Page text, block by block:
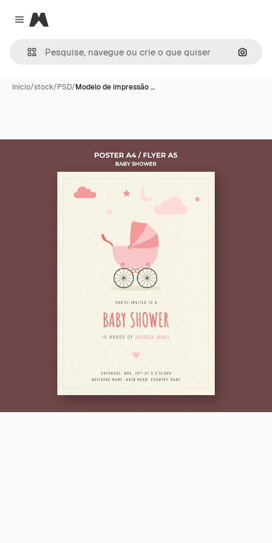
Close menu
Magnific
Início/stock/PSD/Modelo de impressão …